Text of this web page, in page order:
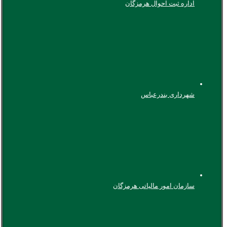
اداره ثبت احوال هرمزگان
شهرداری بندرعباس
سازمان امور مالیاتی هرمزگان